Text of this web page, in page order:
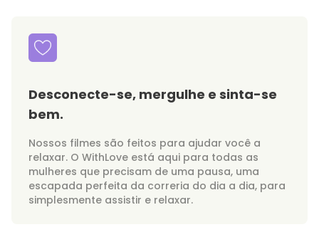
Desconecte-se, mergulhe e sinta-se
bem.
Nossos filmes são feitos para ajudar você a
relaxar. O WithLove está aqui para todas as
mulheres que precisam de uma pausa, uma
escapada perfeita da correria do dia a dia, para
simplesmente assistir e relaxar.